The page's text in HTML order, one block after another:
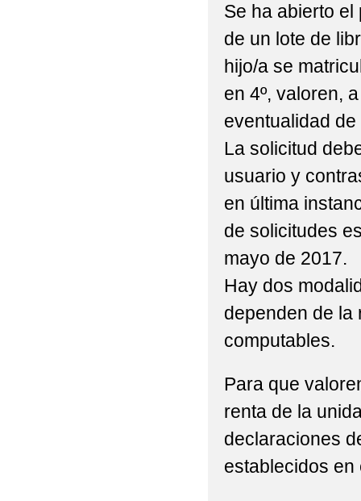
Se ha abierto
de un lote de
hijo/a se
en 4º, valoren,
eventualidad
La solicitud
usuario y
en última
de solicitudes
mayo de 2017.
Hay dos
dependen de la
computables.
Para que
renta de la
declaraciones
establecidos